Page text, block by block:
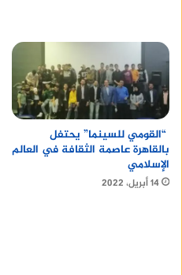
“القومي للسينما” يحتفل
بالقاهرة عاصمة الثقافة في العالم
الإسلامي
14 أبريل، 2022